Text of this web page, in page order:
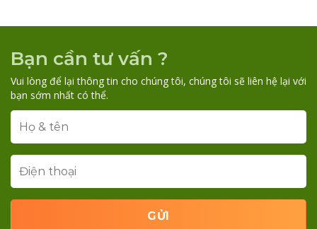
Bạn cần tư vấn ?
Vui lòng để lại thông tin cho chúng tôi, chúng tôi sẽ liên hệ lại với
bạn sớm nhất có thể.